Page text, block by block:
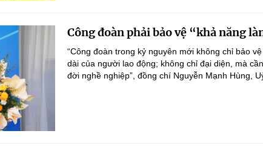
Công đoàn phải bảo vệ “khả năng
“Công đoàn trong kỷ nguyên mới không chỉ bảo
dài của người lao động; không chỉ đại diện, mà
đời nghề nghiệp”, đồng chí Nguyễn Mạnh Hùng,